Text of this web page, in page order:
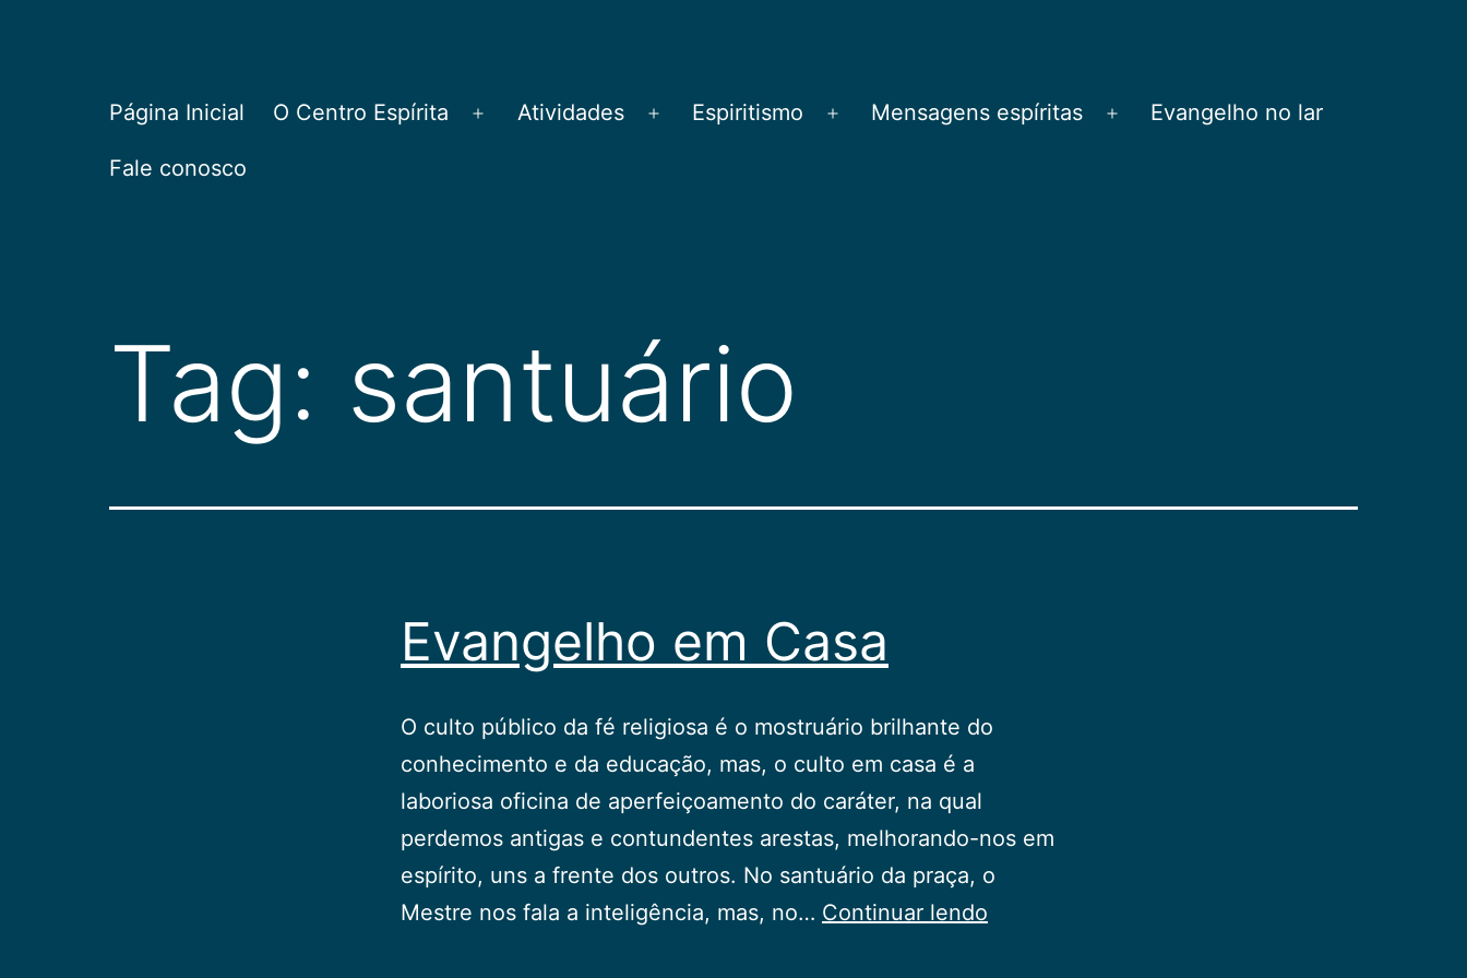
CEPAC
Página Inicial O Centro Espírita
Abrir
Atividades
Abrir
Espiritismo
Abrir
Mensagens espíritas
Abrir
Evangelho no lar
Fale conosco
Tag: santuário
Evangelho em Casa
O culto público da fé religiosa é o mostruário brilhante do
conhecimento e da educação, mas, o culto em casa é a
laboriosa oficina de aperfeiçoamento do caráter, na qual
perdemos antigas e contundentes arestas, melhorando-nos em
espírito, uns a frente dos outros. No santuário da praça, o
Mestre nos fala a inteligência, mas, no… Continuar lendo